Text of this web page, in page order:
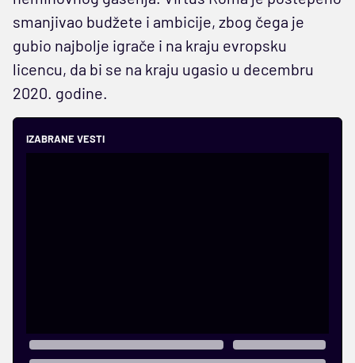
smanjivao budžete i ambicije, zbog čega je
gubio najbolje igrače i na kraju evropsku
licencu, da bi se na kraju ugasio u decembru
2020. godine.
IZABRANE VESTI